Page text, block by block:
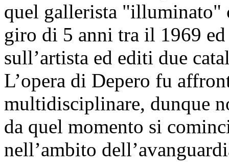
quel gallerista "illuminato"
giro di 5 anni tra il 1969
sull’artista ed editi due
L’opera di Depero fu
multidisciplinare, dunque
da quel momento si
nell’ambito